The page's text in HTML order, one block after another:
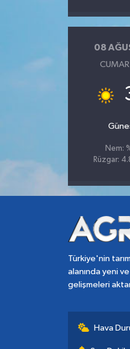
08
Nem:
Rüzgar:
Türkiye'nin
alanında yeni
gelişmeleri
Hava